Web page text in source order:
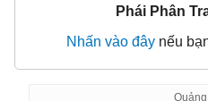
Phái Phân
Nhấn vào đây nếu